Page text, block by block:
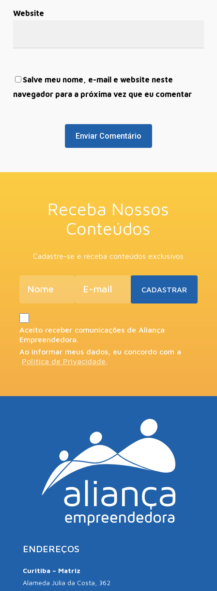
Website
Salve meu nome, e-mail e website neste
navegador para a próxima vez que eu comentar
Receba Nossos
Conteúdos
Cadastre-se e receba conteúdos exclusivos
Aceito receber comunicações de Aliança
Empreendedora.
Ao informar meus dados, eu concordo com a
Política de Privacidade.
ENDEREÇOS
Curitiba – Matriz
Alameda Júlia da Costa, 362